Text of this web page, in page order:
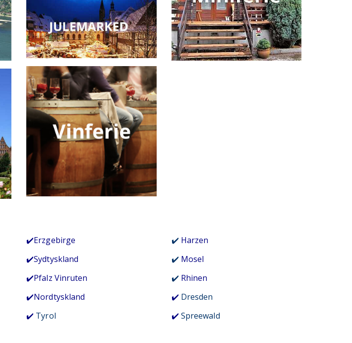
✔️Erzgebirge
✔️Sydtyskland
✔️Pfalz Vinruten
✔️Nordtyskland
✔️ Tyrol
✔️ Harzen
✔️ Mosel
✔️ Rhinen
✔️ Dresden
✔️ Spreewald